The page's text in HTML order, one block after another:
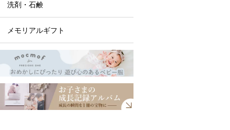
洗剤・石鹸
メモリアルギフト